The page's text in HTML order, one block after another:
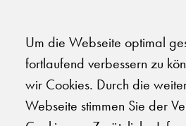
4.6 ★★★★★
★★★★★
Um die Webseite optimal
fortlaufend verbessern zu
wir Cookies. Durch die
Webseite stimmen Sie der